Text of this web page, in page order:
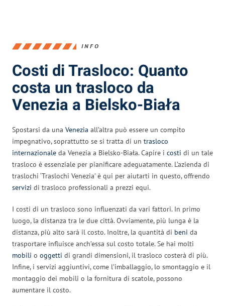
INFO
Costi di Trasloco: Quanto
costa un trasloco da
Venezia a Bielsko-Biała
Spostarsi da una Venezia all’altra può essere un compito
impegnativo, soprattutto se si tratta di un trasloco
internazionale da Venezia a Bielsko-Biała. Capire i costi di un tale
trasloco è essenziale per pianificare adeguatamente. L’azienda di
traslochi ‘Traslochi Venezia’ è qui per aiutarti in questo, offrendo
servizi di trasloco professionali a prezzi equi.
I costi di un trasloco sono influenzati da vari fattori. In primo
luogo, la distanza tra le due città. Ovviamente, più lunga è la
distanza, più alto sarà il costo. Inoltre, la quantità di beni da
trasportare influisce anch’essa sul costo totale. Se hai molti
mobili o oggetti di grandi dimensioni, il trasloco costerà di più.
Infine, i servizi aggiuntivi, come l’imballaggio, lo smontaggio e il
montaggio dei mobili o la fornitura di scatole, possono
aumentare il costo.